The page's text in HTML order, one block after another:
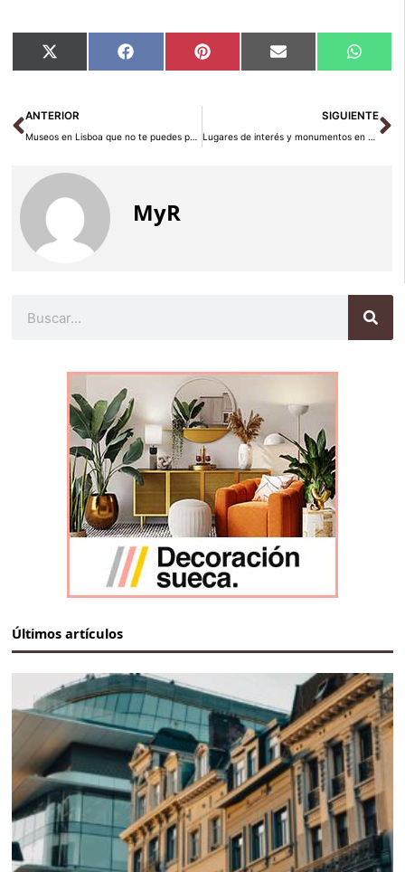
Compartir
en
X
(Twitter)
Compartir
en
Facebook Compartir
en
Pinterest Compartir
en
Email
en
Ant
ANTERIOR
Museos en Lisboa que no te puedes perder
SIGUIENTE
Lugares de interés y monumentos en El Cairo
MyR
Últimos artículos